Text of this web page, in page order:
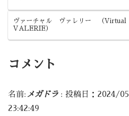
ヴァーチャル ヴァレリー （Virtual
VALERIE）
コメント
名前: メガドラ: 投稿日：2024/
23:42:49